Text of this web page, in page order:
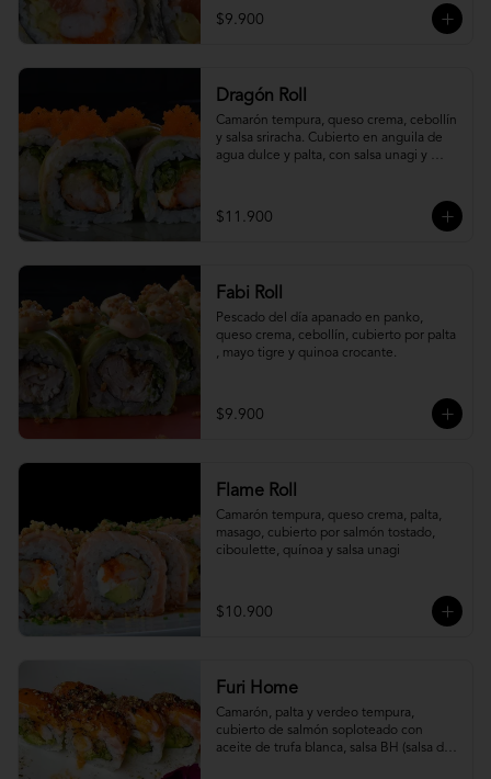
$9.900
Dragón Roll
Camarón tempura, queso crema, cebollín
y salsa sriracha. Cubierto en anguila de
agua dulce y palta, con salsa unagi y
$11.900
Fabi Roll
Pescado del día apanado en panko,
queso crema, cebollín, cubierto por palta
, mayo tigre y quinoa crocante.
$9.900
Flame Roll
Camarón tempura, queso crema, palta,
masago, cubierto por salmón tostado,
ciboulette, quínoa y salsa unagi
$10.900
Furi Home
Camarón, palta y verdeo tempura,
cubierto de salmón soploteado con
aceite de trufa blanca, salsa BH (salsa de